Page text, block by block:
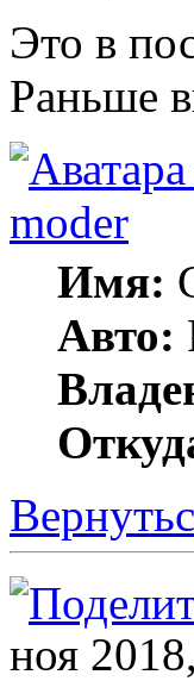
Это в
Раньше
moder
Имя:
Авто:
ноя